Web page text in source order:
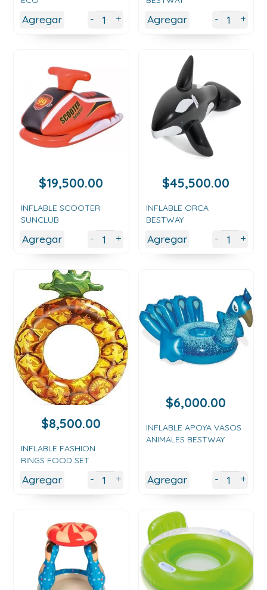
Agregar - + Agregar - +
$19,500.00
INFLABLE SCOOTER
SUNCLUB
Agregar - +
$45,500.00
INFLABLE ORCA
BESTWAY
Agregar - +
$8,500.00
INFLABLE FASHION
RINGS FOOD SET
Agregar - +
$6,000.00
INFLABLE APOYA VASOS
ANIMALES BESTWAY
Agregar - +